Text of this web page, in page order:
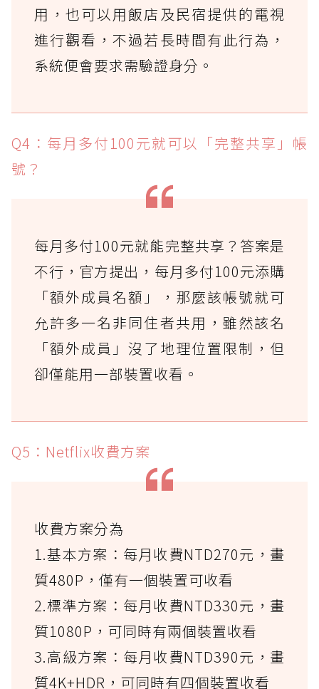
用，也可以用飯店及民宿提供的電視
進行觀看，不過若長時間有此行為，
系統便會要求需驗證身分。
Q4：每月多付100元就可以「完整共享」帳
號？
每月多付100元就能完整共享？答案是
不行，官方提出，每月多付100元添購
「額外成員名額」，那麼該帳號就可
允許多一名非同住者共用，雖然該名
「額外成員」沒了地理位置限制，但
卻僅能用一部裝置收看。
Q5：Netflix收費方案
收費方案分為
1.基本方案：每月收費NTD270元，畫
質480P，僅有一個裝置可收看
2.標準方案：每月收費NTD330元，畫
質1080P，可同時有兩個裝置收看
3.高級方案：每月收費NTD390元，畫
質4K+HDR，可同時有四個裝置收看